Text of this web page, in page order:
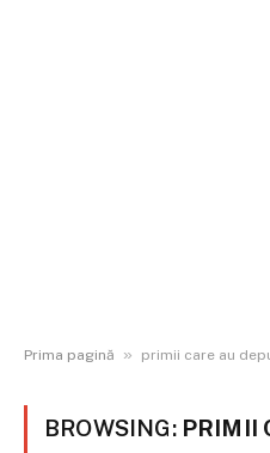
Prima pagină » primii care au depus
BROWSING: PRIMII